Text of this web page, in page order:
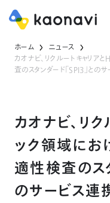
ホーム
ニュース
カオナビ、リクルートキャリア
査のスタンダード「SPI3」との
カオナビ、リ
ック領域にお
適性検査のス
のサービス連